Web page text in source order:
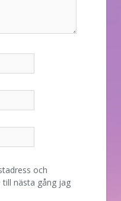
och
till nästa gång jag